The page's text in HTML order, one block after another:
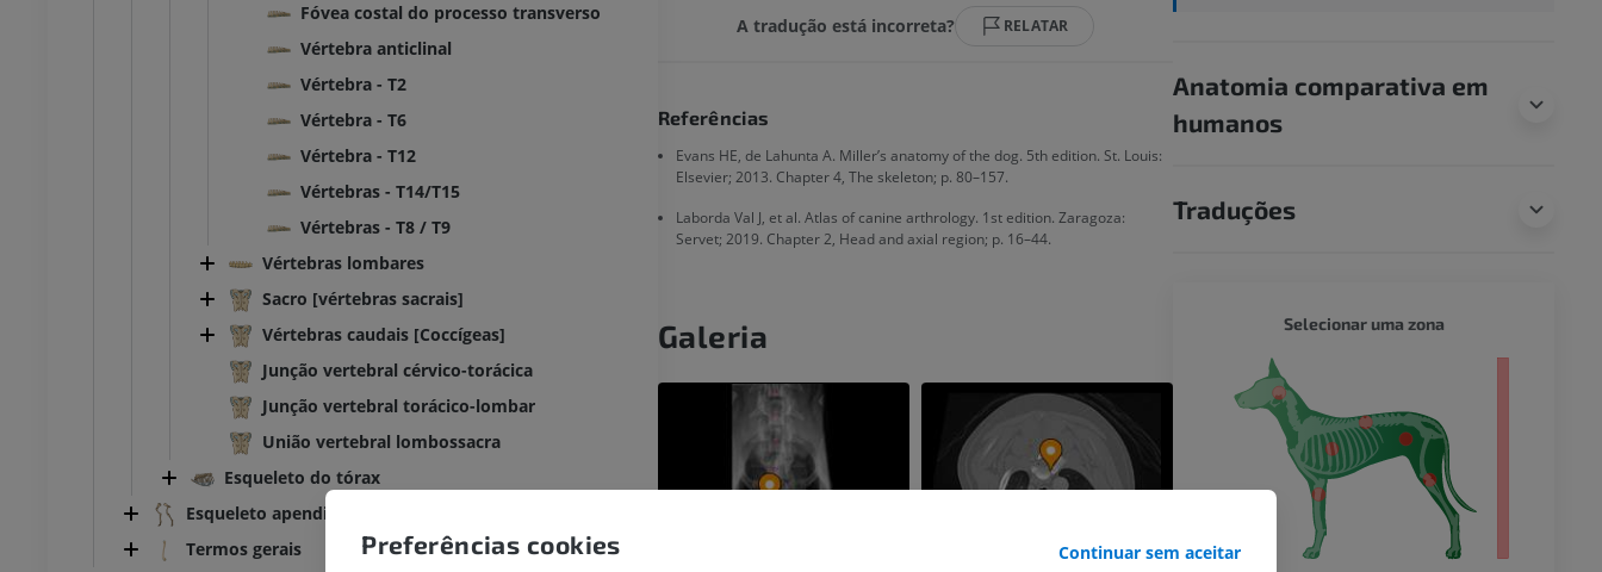
Fóvea costal do processo transverso
Vértebra anticlinal
Vértebra - T2
Vértebra - T6
Vértebra - T12
Vértebras - T14/T15
Vértebras - T8 / T9
Vértebras lombares
Sacro [vértebras sacrais]
Vértebras caudais [Coccígeas]
Junção vertebral cérvico-torácica
Junção vertebral torácico-lombar
União vertebral lombossacra
Esqueleto do tórax
Esqueleto apendicular
Termos gerais
A tradução está incorreta? RELATAR
Referências
Evans HE, de Lahunta A. Miller’s anatomy of the dog. 5th edition. St. Louis:
Elsevier; 2013. Chapter 4, The skeleton; p. 80–157.
Laborda Val J, et al. Atlas of canine arthrology. 1st edition. Zaragoza:
Servet; 2019. Chapter 2, Head and axial region; p. 16–44.
Galeria
Anatomia comparativa em
humanos
Traduções
BOVINO
Bovino - Anatomia geral
Ilustrações
Bovino - Osteologia
Ilustrações
Cavalo - Osteologia
Cavalo - Osteologia
Camundongo - Corpo inteiro
GRÁTIS
Selecionar uma zona
Preferências cookies Continuar sem aceitar